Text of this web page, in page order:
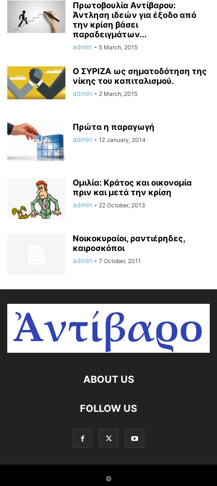
Πρωτοβουλία Αντίβαρου:
Άντληση ιδεών για έξοδο από
την κρίση βάσει
παραδειγμάτων...
admin - 5 March, 2015
Ο ΣΥΡΙΖΑ ως σηματοδότηση της
νίκης του καπιταλισμού.
admin - 2 March, 2015
Πρώτα η παραγωγή
admin - 12 January, 2014
Ομιλία: Κράτος και οικονομία
πριν και μετά την κρίση
admin - 22 October, 2013
Νοικοκυραίοι, ραντιέρηδες,
καιροσκόποι
admin - 7 October, 2011
ABOUT US
FOLLOW US
©